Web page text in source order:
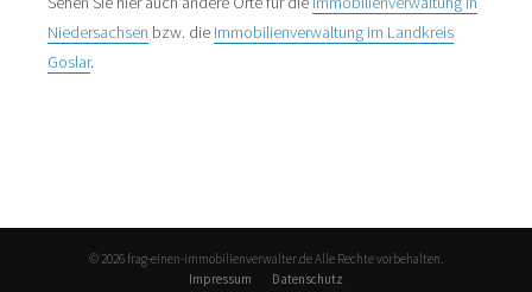
Niedersachsen bzw. die Immobilienverwaltung im Landkreis
Goslar.
© 2026 frag-einen-immobilienverwalter.de Alle Rechte vorbehalten.
Impressum
Datenschutz